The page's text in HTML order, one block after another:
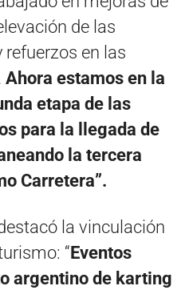
de las
refuerzos en las
Ahora estamos en la
etapa de las
para la llegada de
la tercera
Carretera”.
la vinculación
“Eventos
argentino de karting